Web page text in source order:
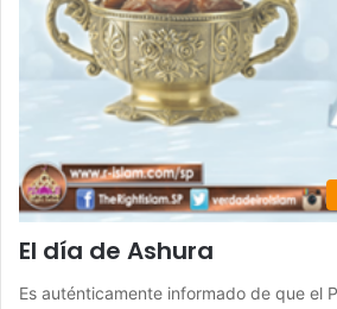
El día de Ashura
Es auténticamente informado de que el